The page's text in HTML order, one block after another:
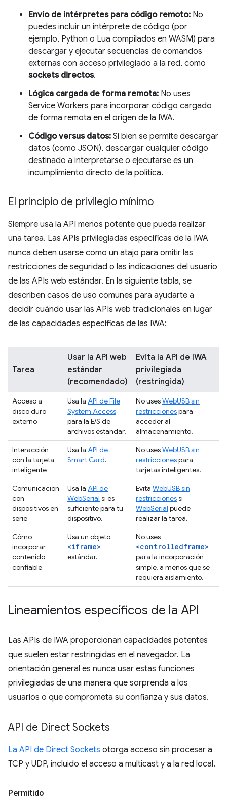
Envío de intérpretes para código remoto: No
puedes incluir un intérprete de código (por
ejemplo, Python o Lua compilados en WASM) para
descargar y ejecutar secuencias de comandos
externas con acceso privilegiado a la red, como
sockets directos.
Lógica cargada de forma remota: No uses
Service Workers para incorporar código cargado
de forma remota en el origen de la IWA.
Código versus datos: Si bien se permite descargar
datos (como JSON), descargar cualquier código
destinado a interpretarse o ejecutarse es un
incumplimiento directo de la política.
El principio de privilegio mínimo
Siempre usa la API menos potente que pueda realizar
una tarea. Las APIs privilegiadas específicas de la IWA
nunca deben usarse como un atajo para omitir las
restricciones de seguridad o las indicaciones del usuario
de las APIs web estándar. En la siguiente tabla, se
describen casos de uso comunes para ayudarte a
decidir cuándo usar las APIs web tradicionales en lugar
de las capacidades específicas de las IWA:
Tarea
Usar la API web
estándar
(recomendado)
Evita la API de IWA
privilegiada
(restringida)
Acceso a
disco duro
externo
Usa la API de File
System Access
para la E/S de
archivos estándar.
No usesWebUSB sin
restriccionespara
acceder al
almacenamiento.
Interacción
con la tarjeta
inteligente
Usa la API de
Smart Card.
No usesWebUSB sin
restriccionespara
tarjetas inteligentes.
Comunicación
con
dispositivos en
serie
Usa la API de
WebSerial si es
suficiente para tu
dispositivo.
Evita WebUSB sin
restriccionessi
WebSerial puede
realizar la tarea.
Cómo
incorporar
contenido
confiable
Usa un objeto
<iframe>
estándar.
No uses
<controlledframe>
para la incorporación
simple, a menos que se
requiera aislamiento.
Lineamientos específicos de la API
Las APIs de IWA proporcionan capacidades potentes
que suelen estar restringidas en el navegador. La
orientación general es nunca usar estas funciones
privilegiadas de una manera que sorprenda a los
usuarios o que comprometa su confianza y sus datos.
API de Direct Sockets
La API de Direct Sockets otorga acceso sin procesar a
TCP y UDP, incluido el acceso a multicast y a la red local.
Permitido